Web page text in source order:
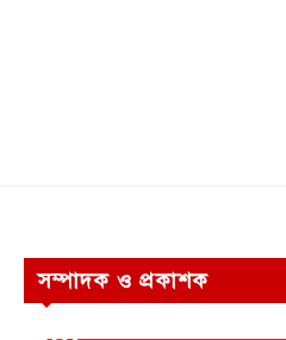
সম্পাদক ও প্রকাশক